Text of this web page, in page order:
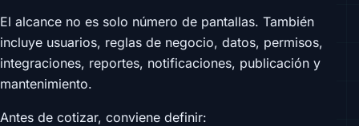
El alcance no es solo número de pantallas. También
incluye usuarios, reglas de negocio, datos, permisos,
integraciones, reportes, notificaciones, publicación y
mantenimiento.
Antes de cotizar, conviene definir: